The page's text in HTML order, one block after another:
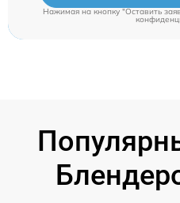
Нажимая на кнопку "Оставить